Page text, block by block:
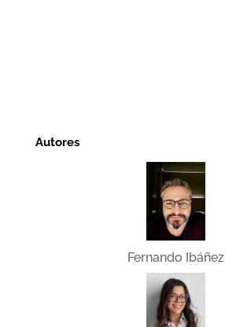
Autores
Fernando Ibáñez